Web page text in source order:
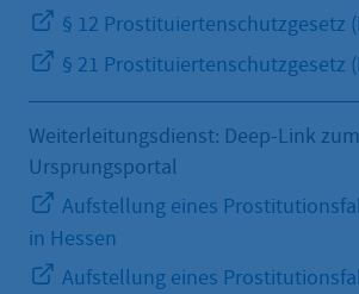
§ 12 Prostituiertenschutzgesetz
§ 21 Prostituiertenschutzgesetz
Weiterleitungsdienst: Deep-Link zum
Ursprungsportal
Aufstellung eines
in Hessen
Aufstellung eines